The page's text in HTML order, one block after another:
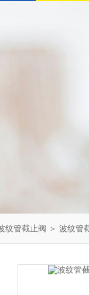
纹管截止阀 ＞ 波纹管